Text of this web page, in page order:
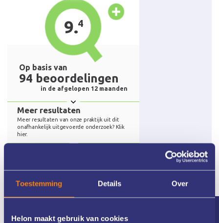
Toestemming Details Over
Helon maakt gebruik van cookies